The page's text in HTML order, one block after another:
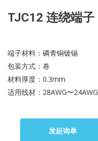
TJC12 连绕端子
端子材料：磷青铜镀锡
包装方式：卷
材料厚度：0.3mm
适用线材：28AWG〜24AWG
发起询单